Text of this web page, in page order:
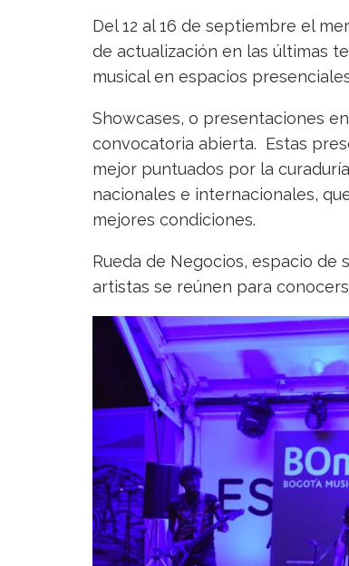
Del 12 al 16 de septiembre el
de actualización en las últimas
musical en espacios
Showcases, o presentaciones
convocatoria abierta. Estas
mejor puntuados por la
nacionales e internacionales,
mejores condiciones.
Rueda de Negocios, espacio
artistas se reúnen para